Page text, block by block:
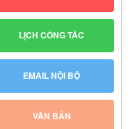
LỊCH CÔNG TÁC
EMAIL NỘI BỘ
VĂN BẢN